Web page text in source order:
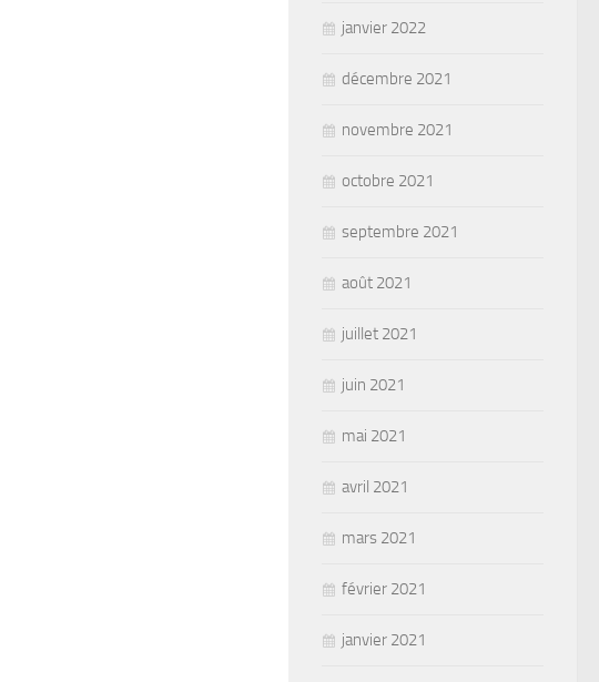
janvier 2022
décembre 2021
novembre 2021
octobre 2021
septembre 2021
août 2021
juillet 2021
juin 2021
mai 2021
avril 2021
mars 2021
février 2021
janvier 2021